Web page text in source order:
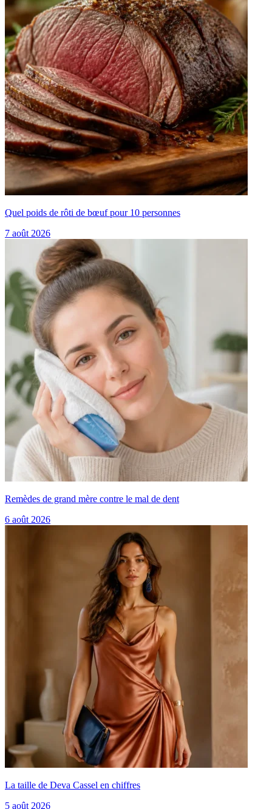
Quel poids de rôti de bœuf pour 10 personnes
7 août 2026
Remèdes de grand mère contre le mal de dent
6 août 2026
La taille de Deva Cassel en chiffres
5 août 2026